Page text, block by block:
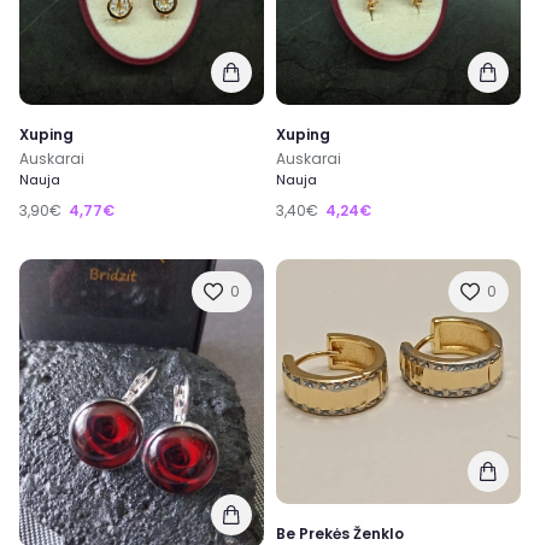
Xuping
Auskarai
Nauja
3,90€ 4,77€
Xuping
Auskarai
Nauja
3,40€ 4,24€
0 0
Be Prekės Ženklo